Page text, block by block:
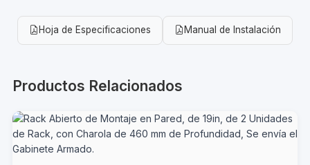
Hoja de Especificaciones Manual de Instalación
Productos Relacionados